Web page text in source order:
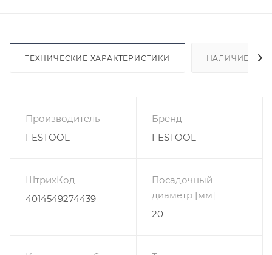
ТЕХНИЧЕСКИЕ ХАРАКТЕРИСТИКИ НАЛИЧИЕ
Производитель
FESTOOL
Бренд
FESTOOL
ШтрихКод
4014549274439
Посадочный
диаметр [мм]
20